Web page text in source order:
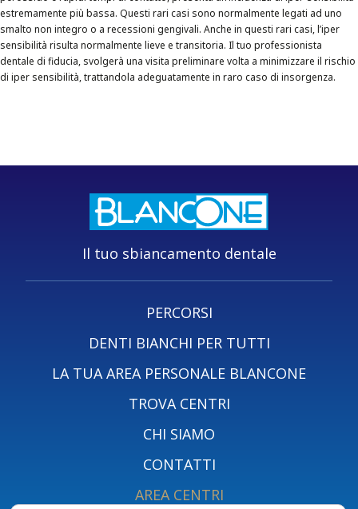
estremamente più bassa. Questi rari casi sono normalmente legati ad uno
smalto non integro o a recessioni gengivali. Anche in questi rari casi, l’iper
sensibilità risulta normalmente lieve e transitoria. Il tuo professionista
dentale di fiducia, svolgerà una visita preliminare volta a minimizzare il rischio
di iper sensibilità, trattandola adeguatamente in raro caso di insorgenza.
Il tuo sbiancamento dentale
PERCORSI
DENTI BIANCHI PER TUTTI
LA TUA AREA PERSONALE BLANCONE
TROVA CENTRI
CHI SIAMO
CONTATTI
AREA CENTRI